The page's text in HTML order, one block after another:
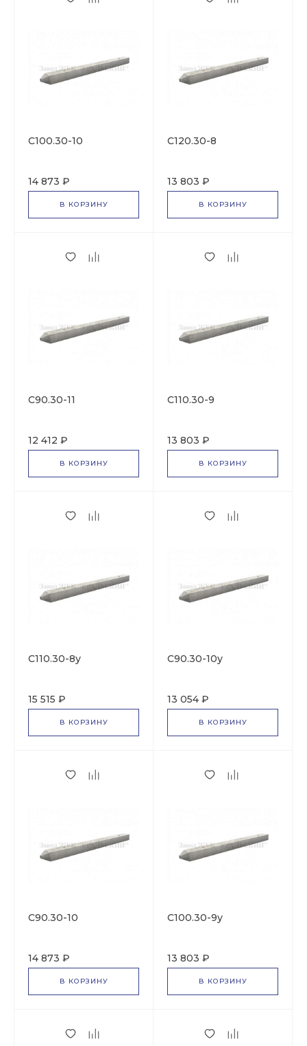
С100.30-10
14 873 ₽
В КОРЗИНУ
С120.30-8
13 803 ₽
В КОРЗИНУ
C90.30-11
12 412 ₽
В КОРЗИНУ
С110.30-9
13 803 ₽
В КОРЗИНУ
С110.30-8у
15 515 ₽
В КОРЗИНУ
C90.30-10у
13 054 ₽
В КОРЗИНУ
C90.30-10
14 873 ₽
В КОРЗИНУ
С100.30-9у
13 803 ₽
В КОРЗИНУ